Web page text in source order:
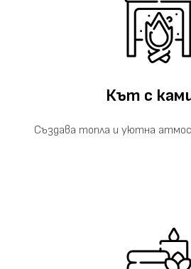
Кът с
Създава топла и уютна